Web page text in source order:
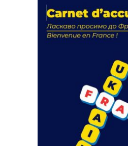
actions
18 septembre 2023
FEUILLETER